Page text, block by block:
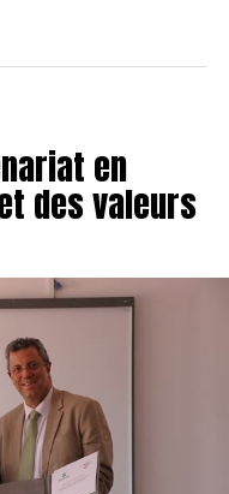
en
des valeurs